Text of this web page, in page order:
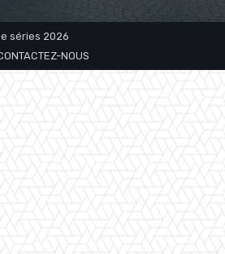
séries 2026
NOUS